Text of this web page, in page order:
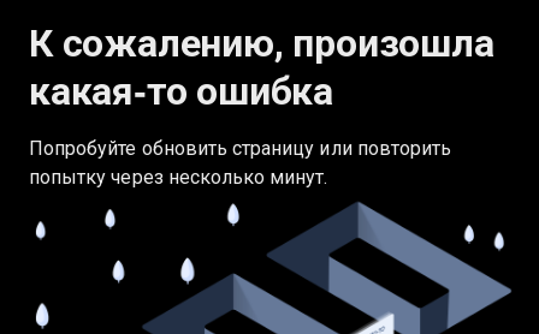
К сожалению, произошла
какая‑то ошибка
Попробуйте обновить страницу или повторить
попытку через несколько минут.